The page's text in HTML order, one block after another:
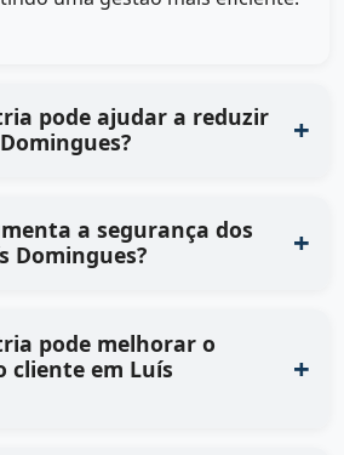
pode ajudar a reduzir
a segurança dos
Domingues?
pode melhorar o
cliente em Luís